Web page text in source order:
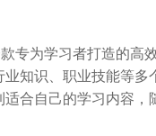
专为学习者打造的高
知识、职业技能等
合自己的学习内容，